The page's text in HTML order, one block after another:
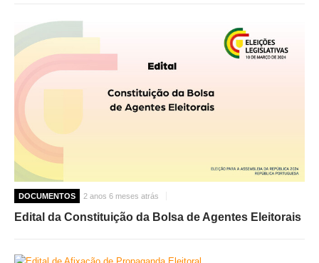
DOCUMENTOS 2 anos 6 meses atrás
Edital da Constituição da Bolsa de Agentes Eleitorais